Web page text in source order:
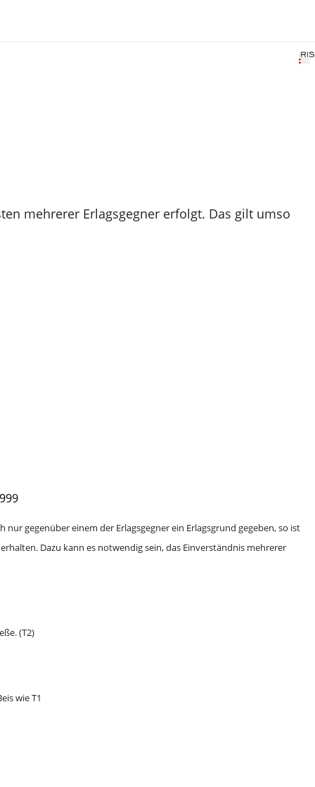
mehrerer Erlagsgegner erfolgt. Das gilt umso
gegenüber einem der Erlagsgegner ein Erlagsgrund gegeben, so ist
Dazu kann es notwendig sein, das Einverständnis mehrerer
(T2)
wie T1